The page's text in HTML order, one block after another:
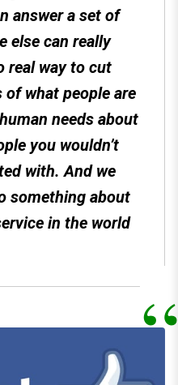
answer a set of
else can really
real way to cut
what people are
needs about
you wouldn’t
with. And we
something about
in the world